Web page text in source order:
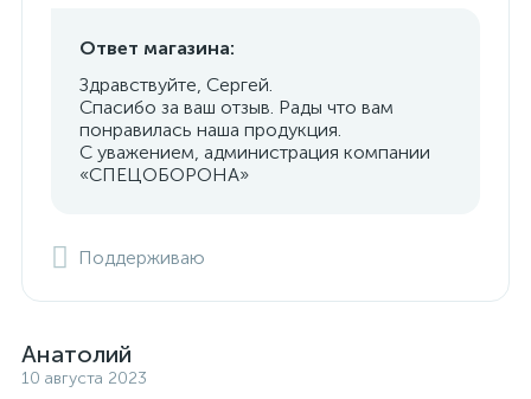
Ответ магазина:
Здравствуйте, Сергей.
Спасибо за ваш отзыв. Рады что вам
понравилась наша продукция.
С уважением, администрация компании
«СПЕЦОБОРОНА»
Поддерживаю
Анатолий
10 августа 2023